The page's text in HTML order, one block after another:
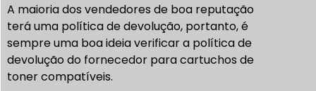
A maioria dos vendedores de boa reputação
terá uma política de devolução, portanto, é
sempre uma boa ideia verificar a política de
devolução do fornecedor para cartuchos de
toner compatíveis.